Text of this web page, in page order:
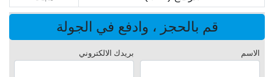
قم بالحجز ، وادفع في الجولة
الاسم بريدك الالكتروني